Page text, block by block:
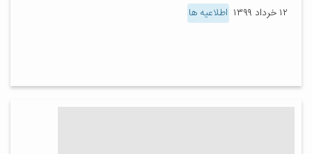
۱۲ خرداد ۱۳۹۹ اطلاعیه ها